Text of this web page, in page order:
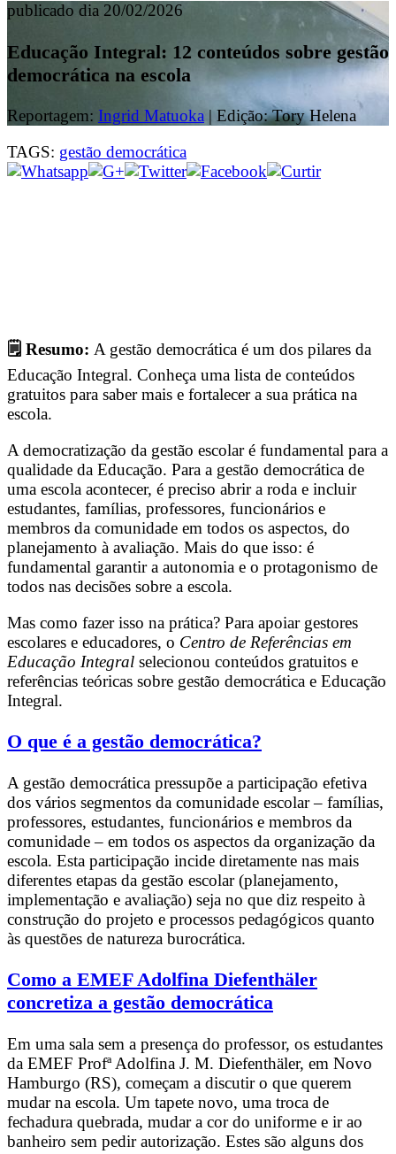
publicado dia 20/02/2026
Educação Integral: 12 conteúdos sobre gestão
democrática na escola
Reportagem: Ingrid Matuoka | Edição: Tory Helena
TAGS: gestão democrática
🗒 Resumo: A gestão democrática é um dos pilares da
Educação Integral. Conheça uma lista de conteúdos
gratuitos para saber mais e fortalecer a sua prática na
escola.
A democratização da gestão escolar é fundamental para a
qualidade da Educação. Para a gestão democrática de
uma escola acontecer, é preciso abrir a roda e incluir
estudantes, famílias, professores, funcionários e
membros da comunidade em todos os aspectos, do
planejamento à avaliação. Mais do que isso: é
fundamental garantir a autonomia e o protagonismo de
todos nas decisões sobre a escola.
Mas como fazer isso na prática? Para apoiar gestores
escolares e educadores, o Centro de Referências em
Educação Integral selecionou conteúdos gratuitos e
referências teóricas sobre gestão democrática e Educação
Integral.
O que é a gestão democrática?
A gestão democrática pressupõe a participação efetiva
dos vários segmentos da comunidade escolar – famílias,
professores, estudantes, funcionários e membros da
comunidade – em todos os aspectos da organização da
escola. Esta participação incide diretamente nas mais
diferentes etapas da gestão escolar (planejamento,
implementação e avaliação) seja no que diz respeito à
construção do projeto e processos pedagógicos quanto
às questões de natureza burocrática.
Como a EMEF Adolfina Diefenthäler
concretiza a gestão democrática
Em uma sala sem a presença do professor, os estudantes
da EMEF Profª Adolfina J. M. Diefenthäler, em Novo
Hamburgo (RS), começam a discutir o que querem
mudar na escola. Um tapete novo, uma troca de
fechadura quebrada, mudar a cor do uniforme e ir ao
banheiro sem pedir autorização. Estes são alguns dos